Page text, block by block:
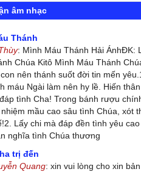
âm nhạc
Thánh
: Mình Máu Thánh Hải ÁnhĐK:
Chúa Kitô Mình Máu Thánh
nên thánh suốt đời tin mến
máu Ngài làm nên hy lề. Hiến
tình Cha! Trong bánh rượu
nhiệm mầu cao sâu tình Chúa, xót
Lấy chi mà đáp đền tình yêu
nghĩa tình Chúa thương
trị đến
Quang: xin vui lòng cho xin